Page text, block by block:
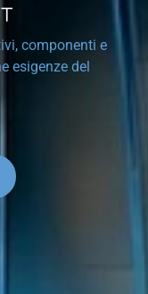
componenti e
esigenze del